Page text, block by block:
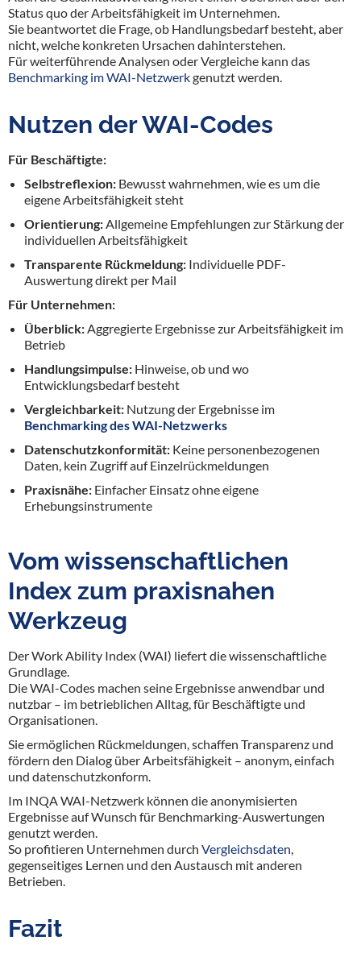
Status quo der Arbeitsfähigkeit im Unternehmen.
Sie beantwortet die Frage, ob Handlungsbedarf besteht, aber
nicht, welche konkreten Ursachen dahinterstehen.
Für weiterführende Analysen oder Vergleiche kann das
Benchmarking im WAI-Netzwerkgenutzt werden.
Nutzen der WAI-Codes
Für Beschäftigte:
Selbstreflexion: Bewusst wahrnehmen, wie es um die
eigene Arbeitsfähigkeit steht
Orientierung:Allgemeine Empfehlungen zur Stärkung der
individuellen Arbeitsfähigkeit
Transparente Rückmeldung: Individuelle PDF-
Auswertung direkt per Mail
Für Unternehmen:
Überblick:Aggregierte Ergebnisse zur Arbeitsfähigkeit im
Betrieb
Handlungsimpulse: Hinweise, ob und wo
Entwicklungsbedarf besteht
Vergleichbarkeit: Nutzung der Ergebnisse im
Benchmarking des WAI-Netzwerks
Datenschutzkonformität: Keine personenbezogenen
Daten, kein Zugriff auf Einzelrückmeldungen
Praxisnähe: Einfacher Einsatz ohne eigene
Erhebungsinstrumente
Vom wissenschaftlichen
Index zum praxisnahen
Werkzeug
Der Work Ability Index (WAI) liefert die wissenschaftliche
Grundlage.
Die WAI-Codes machen seine Ergebnisse anwendbar und
nutzbar – im betrieblichen Alltag, für Beschäftigte und
Organisationen.
Sie ermöglichen Rückmeldungen, schaffen Transparenz und
fördern den Dialog über Arbeitsfähigkeit – anonym, einfach
und datenschutzkonform.
Im INQA WAI-Netzwerk können die anonymisierten
Ergebnisse auf Wunsch für Benchmarking-Auswertungen
genutzt werden.
So profitieren Unternehmen durch Vergleichsdaten,
gegenseitiges Lernen und den Austausch mit anderen
Betrieben.
Fazit